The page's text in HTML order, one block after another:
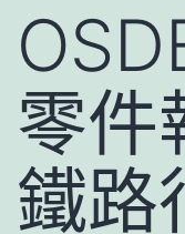
零件
鐵路